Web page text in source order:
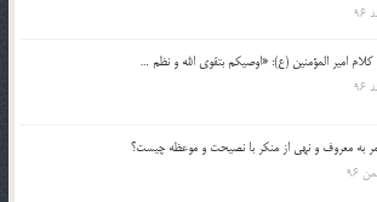
كلام امير المؤمنين (ع): «اوصيكم بتقوي الله و نظم …
به معروف و نهي از منكر با نصيحت و موعظه چيست؟